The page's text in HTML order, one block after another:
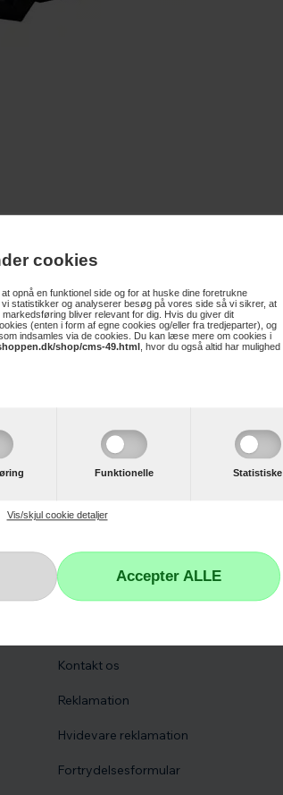
cookies
opnå en funktionel side og for at huske dine foretrukne
statistikker og analyserer besøg på vores side så vi sikrer, at
bliver relevant for dig. Hvis du giver dit
(enten i form af egne cookies og/eller fra tredjeparter), og
indsamles via de cookies. Du kan læse mere om cookies i
shop/cms-49.html , hvor du også altid har mulighed
Funktionelle Statistiske
Vis/skjul cookie detaljer
OBH
Kontakt os
Reklamation
Hvidevare reklamation
Fortrydelsesformular